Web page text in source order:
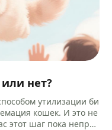
нет?
утилизации би
кошек. И это не
этот шаг пока непри